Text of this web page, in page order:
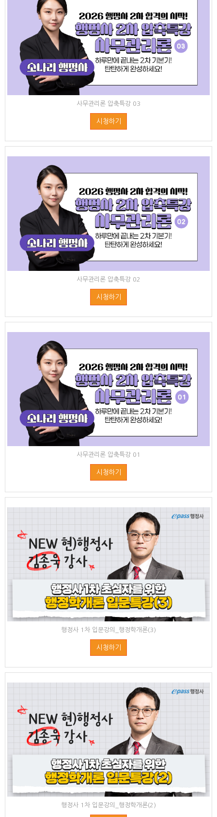
사무관리론 압축특강 03
시청하기
사무관리론 압축특강 02
시청하기
사무관리론 압축특강 01
시청하기
행정사 1차 입문강의_행정학개론(3)
시청하기
행정사 1차 입문강의_행정학개론(2)